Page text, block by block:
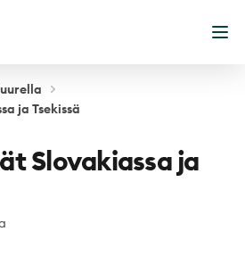
ja Tsekissä
Slovakiassa ja